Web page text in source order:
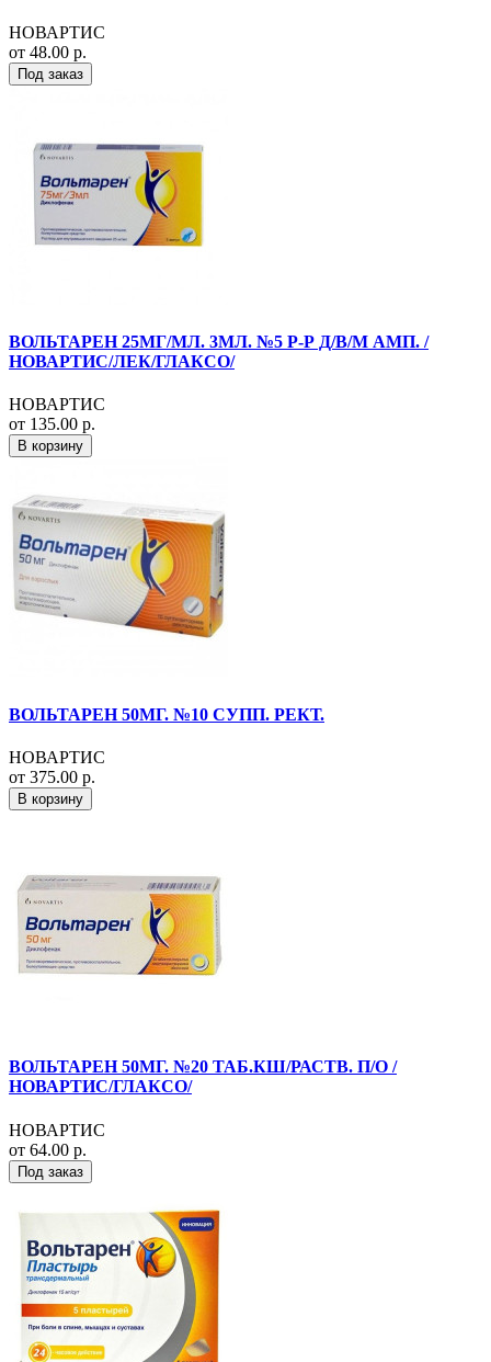
НОВАРТИС
от 48.00 р.
Под заказ
ВОЛЬТАРЕН 25МГ/МЛ. 3МЛ. №5 Р-Р Д/В/М АМП. /
НОВАРТИС/ЛЕК/ГЛАКСО/
НОВАРТИС
от 135.00 р.
В корзину
ВОЛЬТАРЕН 50МГ. №10 СУПП. РЕКТ.
НОВАРТИС
от 375.00 р.
В корзину
ВОЛЬТАРЕН 50МГ. №20 ТАБ.КШ/РАСТВ. П/О /
НОВАРТИС/ГЛАКСО/
НОВАРТИС
от 64.00 р.
Под заказ